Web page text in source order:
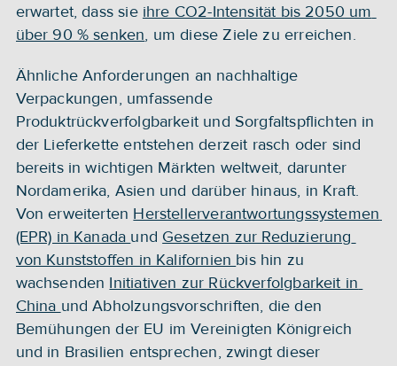
erwartet, dass sie ihre CO2-Intensität bis 2050 um
über 90 % senken, um diese Ziele zu erreichen.
Ähnliche Anforderungen an nachhaltige
Verpackungen, umfassende
Produktrückverfolgbarkeit und Sorgfaltspflichten in
der Lieferkette entstehen derzeit rasch oder sind
bereits in wichtigen Märkten weltweit, darunter
Nordamerika, Asien und darüber hinaus, in Kraft.
Von erweiterten Herstellerverantwortungssystemen
(EPR) in Kanada und Gesetzen zur Reduzierung
von Kunststoffen in Kalifornien bis hin zu
wachsenden Initiativen zur Rückverfolgbarkeit in
China und Abholzungsvorschriften, die den
Bemühungen der EU im Vereinigten Königreich
und in Brasilien entsprechen, zwingt dieser